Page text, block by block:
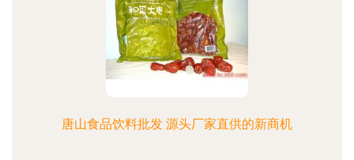
唐山食品饮料批发 源头厂家直供的新商机